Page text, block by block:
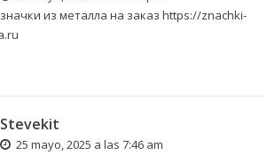
значки из металла на заказ https://znachki-
Stevekit
25 mayo, 2025 a las 7:46 am